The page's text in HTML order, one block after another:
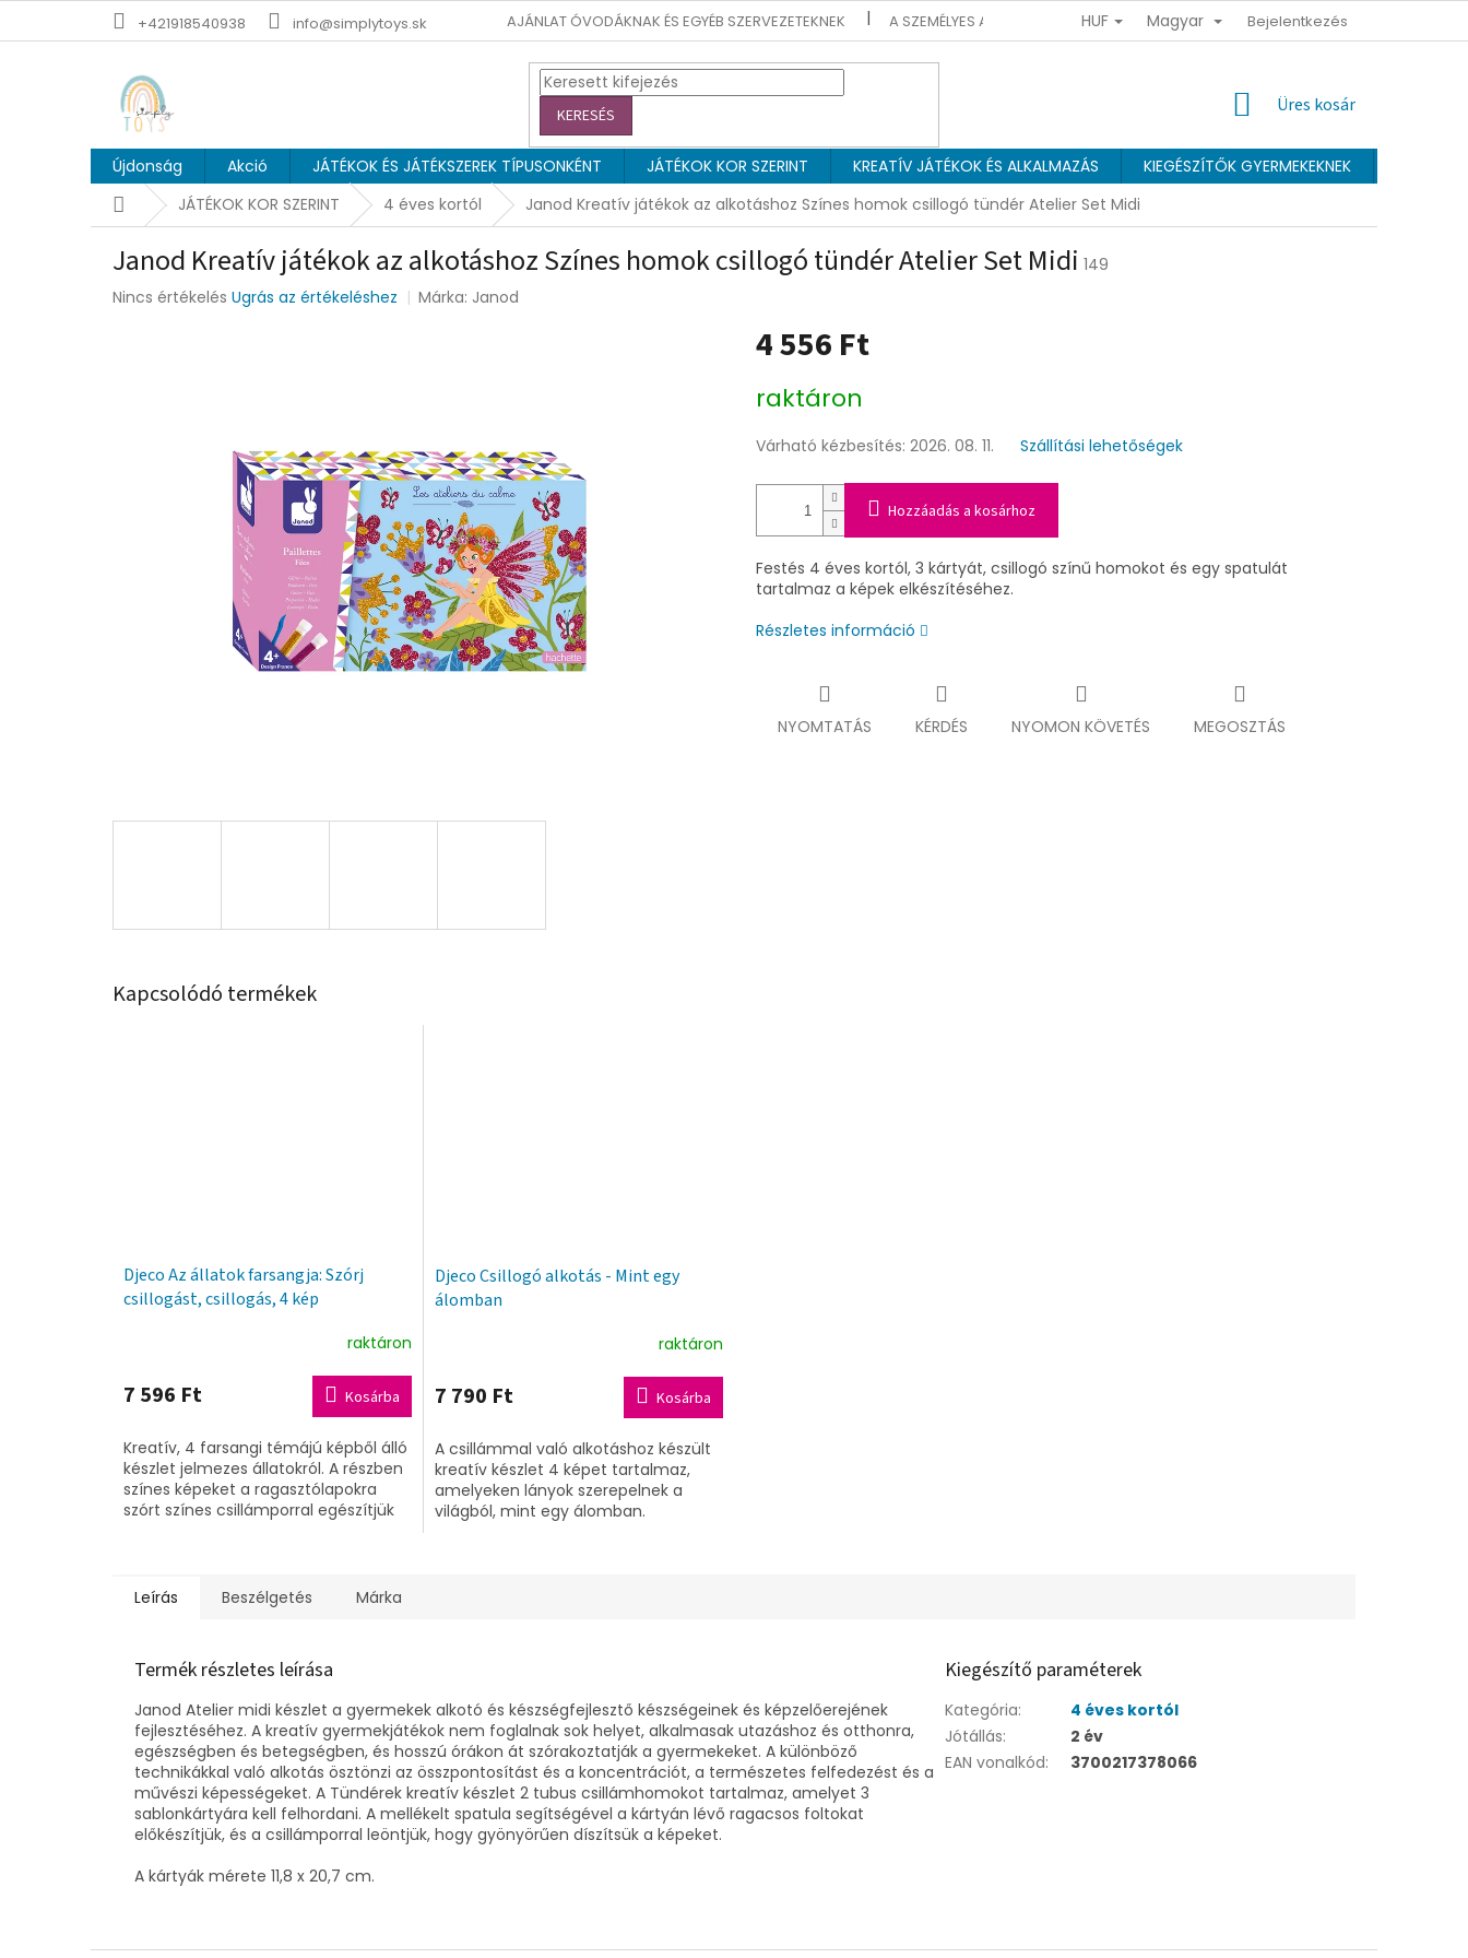
+421918540938 info@simplytoys.sk AJÁNLAT ÓVODÁKNAK ÉS EGYÉB SZERVEZETEKNEK A SZEMÉLYES ADATOK VÉDELMÉNEK FELTÉTELEI ÜZLETI FELTÉTELEK
HUF Magyar Bejelentkezés
KERESÉS
KOSÁR
Üres kosár
Újdonság Akció JÁTÉKOK ÉS JÁTÉKSZEREK TÍPUSONKÉNT JÁTÉKOK KOR SZERINT KREATÍV JÁTÉKOK ÉS ALKALMAZÁS KIEGÉSZÍTŐK GYERMEKEKNEK
KezdőlapJÁTÉKOK KOR SZERINT 4 éves kortól Janod Kreatív játékok az alkotáshoz Színes homok csillogó tündér Atelier Set Midi
Janod Kreatív játékok az alkotáshoz Színes homok csillogó tündér Atelier Set Midi 149
A
Nincs értékelés Ugrás az értékeléshez Márka: Janod
4 556 Ft
raktáron
Várható kézbesítés: 2026. 08. 11. Szállítási lehetőségek
Hozzáadás a kosárhoz
Festés 4 éves kortól, 3 kártyát, csillogó színű homokot és egy spatulát
tartalmaz a képek elkészítéséhez.
Részletes információ
NYOMTATÁS KÉRDÉS NYOMON KÖVETÉS MEGOSZTÁS
Kapcsolódó termékek
Djeco Az állatok farsangja: Szórj
csillogást, csillogás, 4 kép
raktáron
7 596 Ft Kosárba
Kreatív, 4 farsangi témájú képből álló
készlet jelmezes állatokról. A részben
színes képeket a ragasztólapokra
szórt színes csillámporral egészítjük
Djeco Csillogó alkotás - Mint egy
álomban
raktáron
7 790 Ft Kosárba
A csillámmal való alkotáshoz készült
kreatív készlet 4 képet tartalmaz,
amelyeken lányok szerepelnek a
világból, mint egy álomban.
Leírás Beszélgetés Márka
Termék részletes leírása
Janod Atelier midi készlet a gyermekek alkotó és készségfejlesztő készségeinek és képzelőerejének
fejlesztéséhez. A kreatív gyermekjátékok nem foglalnak sok helyet, alkalmasak utazáshoz és otthonra,
egészségben és betegségben, és hosszú órákon át szórakoztatják a gyermekeket. A különböző
technikákkal való alkotás ösztönzi az összpontosítást és a koncentrációt, a természetes felfedezést és a
művészi képességeket. A Tündérek kreatív készlet 2 tubus csillámhomokot tartalmaz, amelyet 3
sablonkártyára kell felhordani. A mellékelt spatula segítségével a kártyán lévő ragacsos foltokat
előkészítjük, és a csillámporral leöntjük, hogy gyönyörűen díszítsük a képeket.
A kártyák mérete 11,8 x 20,7 cm.
Kiegészítő paraméterek
Kategória:
4 éves kortól
Jótállás:
2 év
EAN vonalkód: 3700217378066